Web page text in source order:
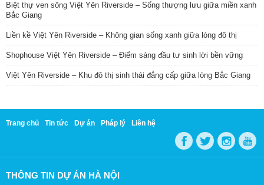
Biệt thự ven sông Việt Yên Riverside – Sống thượng lưu giữa miền xanh
Bắc Giang
Liền kề Việt Yên Riverside – Không gian sống xanh giữa lòng đô thị
Shophouse Việt Yên Riverside – Điểm sáng đầu tư sinh lời bền vững
Việt Yên Riverside – Khu đô thị sinh thái đẳng cấp giữa lòng Bắc Giang
Trang chủ Tin tức Dự án Pháp lý Liên hệ
THÔNG TIN DỰ ÁN HÀ NỘI